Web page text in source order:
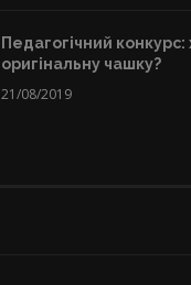
Педагогічний
оригінальну чашку?
21/08/2019